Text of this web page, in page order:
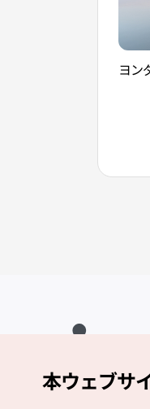
ヨン
Copyright (c) Korea
サイトエラー報告
本ウェブサ